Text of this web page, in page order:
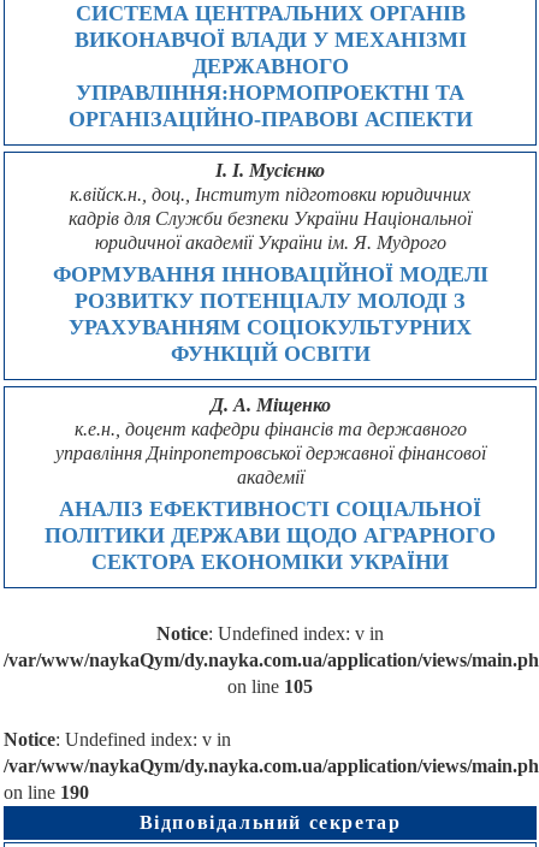
СИСТЕМА ЦЕНТРАЛЬНИХ ОРГАНІВ
ВИКОНАВЧОЇ ВЛАДИ У МЕХАНІЗМІ
ДЕРЖАВНОГО
УПРАВЛІННЯ:НОРМОПРОЕКТНІ ТА
ОРГАНІЗАЦІЙНО-ПРАВОВІ АСПЕКТИ
І. І. Мусієнко
к.війск.н., доц., Інститут підготовки юридичних
кадрів для Служби безпеки України Національної
юридичної академії України ім. Я. Мудрого
ФОРМУВАННЯ ІННОВАЦІЙНОЇ МОДЕЛІ
РОЗВИТКУ ПОТЕНЦІАЛУ МОЛОДІ З
УРАХУВАННЯМ СОЦІОКУЛЬТУРНИХ
ФУНКЦІЙ ОСВІТИ
Д. А. Міщенко
к.е.н., доцент кафедри фінансів та державного
управління Дніпропетровської державної фінансової
академії
АНАЛІЗ ЕФЕКТИВНОСТІ СОЦІАЛЬНОЇ
ПОЛІТИКИ ДЕРЖАВИ ЩОДО АГРАРНОГО
СЕКТОРА ЕКОНОМІКИ УКРАЇНИ
Notice: Undefined index: v in
/var/www/naykaQym/dy.nayka.com.ua/application/views/
on line 105
Notice: Undefined index: v in
/var/www/naykaQym/dy.nayka.com.ua/application/views/
on line 190
Відповідальний секретар